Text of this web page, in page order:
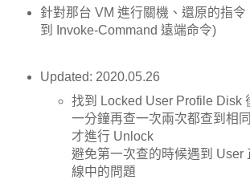
針對那台 VM 進行關機、還原的指令
到
Invoke-Command 遠端命令)
Updated: 2020.05.26
找到 Locked User Profile Disk
一分鐘再查一次兩次都查到相
才進行 Unlock
避免第一次查的時候遇到 User
線中的問題